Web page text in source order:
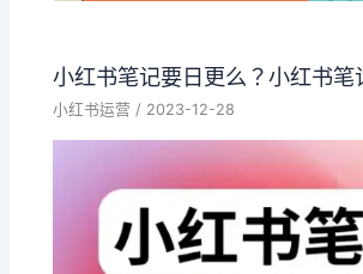
小红书笔记要日更么？小红书笔
小红书运营 / 2023-12-28